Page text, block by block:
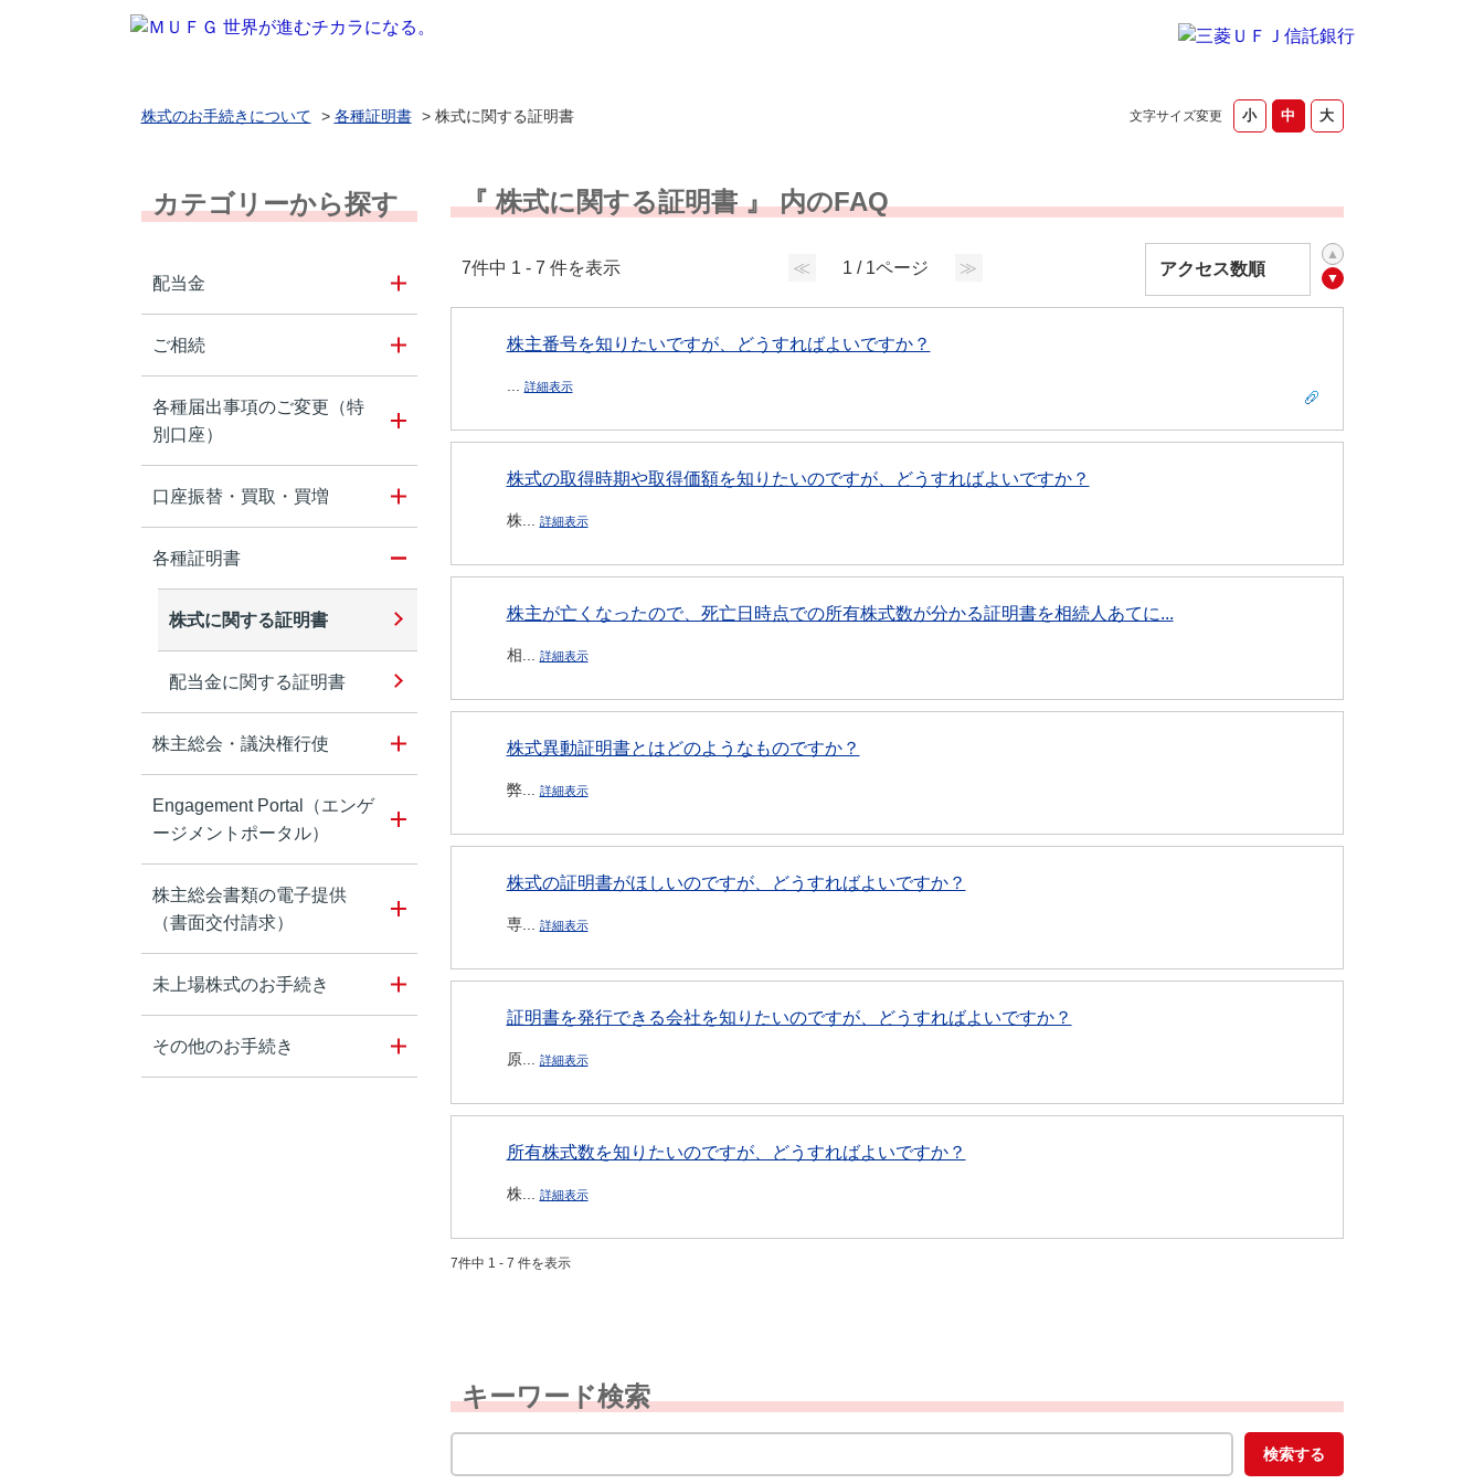
文字サイズ変更
株式のお手続きについて > 各種証明書 > 株式に関する証明書
カテゴリーから探す
配当金
ご相続
各種届出事項のご変更（特
別口座）
口座振替・買取・買増
各種証明書
株式に関する証明書
配当金に関する証明書
株主総会・議決権行使
Engagement Portal（エンゲ
ージメントポータル）
株主総会書類の電子提供
（書面交付請求）
未上場株式のお手続き
その他のお手続き
『 株式に関する証明書 』 内のFAQ
7件中 1 - 7 件を表示 ≪ 1 / 1ページ ≫
株主番号を知りたいですが、どうすればよいですか？
... 詳細表示
株式の取得時期や取得価額を知りたいのですが、どうすればよいですか？
株... 詳細表示
株主が亡くなったので、死亡日時点での所有株式数が分かる証明書を相続人あてに...
相... 詳細表示
株式異動証明書とはどのようなものですか？
弊... 詳細表示
株式の証明書がほしいのですが、どうすればよいですか？
専... 詳細表示
証明書を発行できる会社を知りたいのですが、どうすればよいですか？
原... 詳細表示
所有株式数を知りたいのですが、どうすればよいですか？
株... 詳細表示
7件中 1 - 7 件を表示
キーワード検索